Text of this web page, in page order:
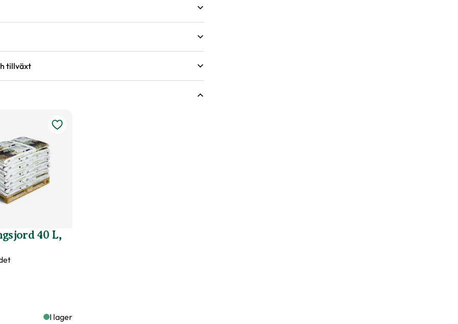
Lång blomningstid, Lättskött
märkningen?
jord
tillväxt
efter behov, med fördel kan gödsel bytas ut mot
40 L,
I lager